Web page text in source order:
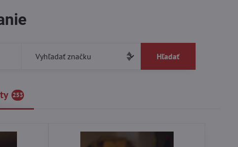
Hľadať
253